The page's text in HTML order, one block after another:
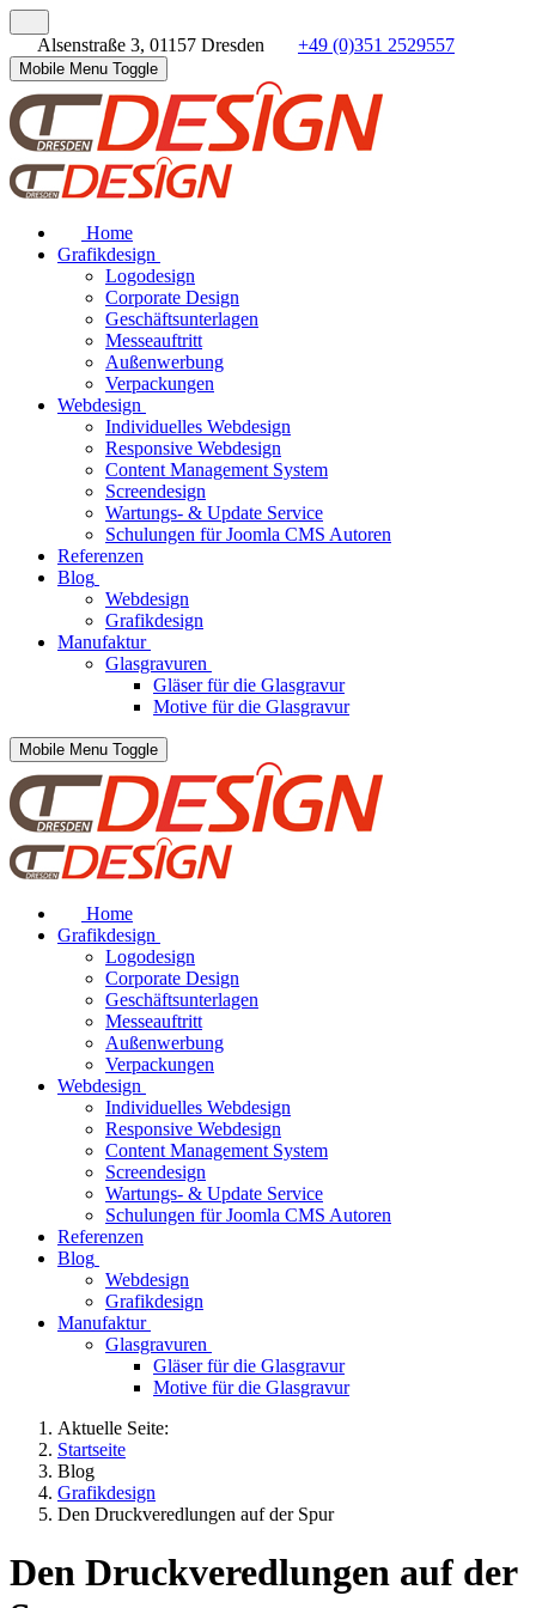
Alsenstraße 3, 01157 Dresden +49 (0)351 2529557
Mobile Menu Toggle
Home
Grafikdesign
Logodesign
Corporate Design
Geschäftsunterlagen
Messeauftritt
Außenwerbung
Verpackungen
Webdesign
Individuelles Webdesign
Responsive Webdesign
Content Management System
Screendesign
Wartungs- & Update Service
Schulungen für Joomla CMS Autoren
Referenzen
Blog
Webdesign
Grafikdesign
Manufaktur
Glasgravuren
Gläser für die Glasgravur
Motive für die Glasgravur
Mobile Menu Toggle
Home
Grafikdesign
Logodesign
Corporate Design
Geschäftsunterlagen
Messeauftritt
Außenwerbung
Verpackungen
Webdesign
Individuelles Webdesign
Responsive Webdesign
Content Management System
Screendesign
Wartungs- & Update Service
Schulungen für Joomla CMS Autoren
Referenzen
Blog
Webdesign
Grafikdesign
Manufaktur
Glasgravuren
Gläser für die Glasgravur
Motive für die Glasgravur
Aktuelle Seite:
Startseite
Blog
Grafikdesign
Den Druckveredlungen auf der Spur
Den Druckveredlungen auf der